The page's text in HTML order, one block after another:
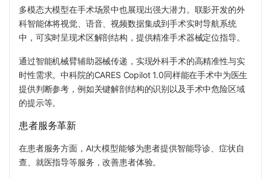
多模态大模型在手术场景中也展现出强大潜力。联影开发的外
科智能体将视觉、语音、视频数据集成到手术实时导航系统
中，可实时呈现术区解剖结构，提供精准手术器械定位指导。
通过智能机械臂辅助器械传递，实现外科手术的高精准性与实
时性需求。中科院的CARES Copilot 1.0同样能在手术中为医生
提供判断参考，例如关键解剖结构的识别以及手术中危险区域
的提示等。
患者服务革新
在患者服务方面，AI大模型能够为患者提供智能导诊、症状自
查、就医指导等服务，改善患者体验。